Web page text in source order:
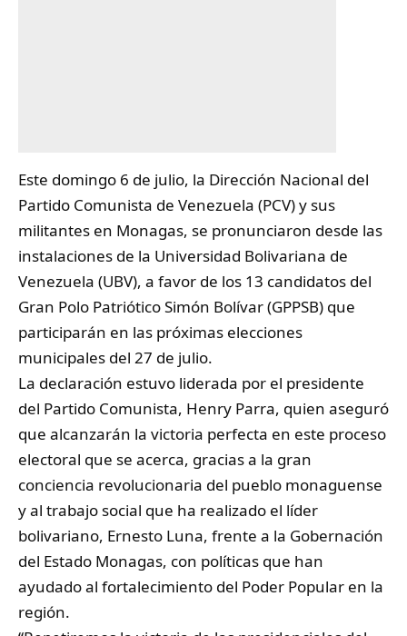
Este domingo 6 de julio, la Dirección Nacional del
Partido Comunista de Venezuela (PCV) y sus
militantes en Monagas, se pronunciaron desde las
instalaciones de la Universidad Bolivariana de
Venezuela (UBV), a favor de los 13 candidatos del
Gran Polo Patriótico Simón Bolívar (GPPSB) que
participarán en las próximas elecciones
municipales del 27 de julio.
La declaración estuvo liderada por el presidente
del Partido Comunista, Henry Parra, quien aseguró
que alcanzarán la victoria perfecta en este proceso
electoral que se acerca, gracias a la gran
conciencia revolucionaria del pueblo monaguense
y al trabajo social que ha realizado el líder
bolivariano, Ernesto Luna, frente a la Gobernación
del Estado Monagas, con políticas que han
ayudado al fortalecimiento del Poder Popular en la
región.